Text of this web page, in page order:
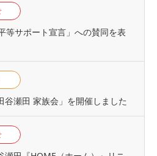
等サポート宣言」への賛同を表
谷瀬田 家族会」を開催しました